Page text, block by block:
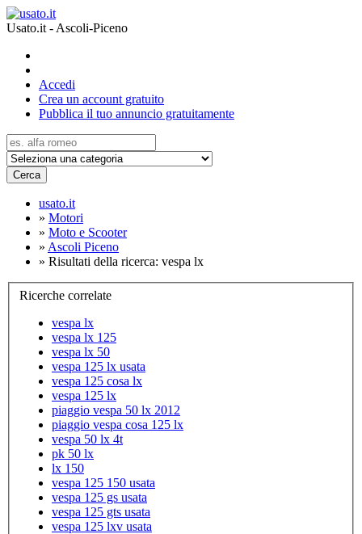
Usato.it - Ascoli-Piceno
Accedi
Crea un account gratuito
Pubblica il tuo annuncio gratuitamente
Cerca
usato.it
» Motori
» Moto e Scooter
» Ascoli Piceno
» Risultati della ricerca: vespa lx
Ricerche correlate
vespa lx
vespa lx 125
vespa lx 50
vespa 125 lx usata
vespa 125 cosa lx
vespa 125 lx
piaggio vespa 50 lx 2012
piaggio vespa cosa 125 lx
vespa 50 lx 4t
pk 50 lx
lx 150
vespa 125 150 usata
vespa 125 gs usata
vespa 125 gts usata
vespa 125 lxv usata